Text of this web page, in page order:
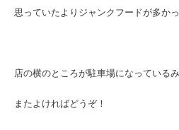
思っていたよりジャンクフードが多か
店の横のところが駐車場になっている
またよければどうぞ！